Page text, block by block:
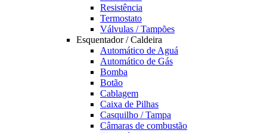
Resistência
Termostato
Válvulas / Tampões
Esquentador / Caldeira
Automático de Aguá
Automático de Gás
Bomba
Botão
Cablagem
Caixa de Pilhas
Casquilho / Tampa
Câmaras de combustão